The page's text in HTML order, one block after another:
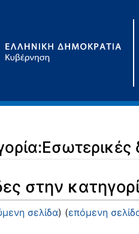
στην
σελίδα) (επόμενη